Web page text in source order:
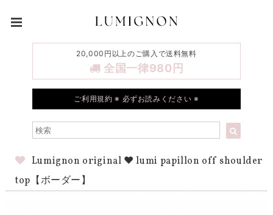
20,000円以上のご購入で送料無料
全国一律980円
ご利用規約 ※ 必ずお読みください ※
Lumignon original ♥ lumi papillon off shoulder
top【ボーダー】